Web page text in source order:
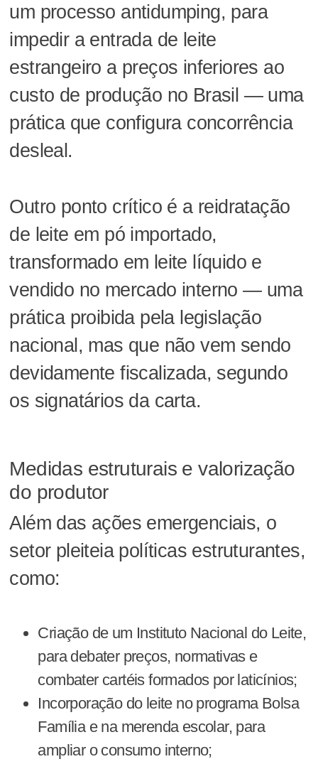
um processo antidumping, para
impedir a entrada de leite
estrangeiro a preços inferiores ao
custo de produção no Brasil — uma
prática que configura concorrência
desleal.
Outro ponto crítico é a reidratação
de leite em pó importado,
transformado em leite líquido e
vendido no mercado interno — uma
prática proibida pela legislação
nacional, mas que não vem sendo
devidamente fiscalizada, segundo
os signatários da carta.
Medidas estruturais e valorização
do produtor
Além das ações emergenciais, o
setor pleiteia políticas estruturantes,
como:
Criação de um Instituto Nacional do Leite,
para debater preços, normativas e
combater cartéis formados por laticínios;
Incorporação do leite no programa Bolsa
Família e na merenda escolar, para
ampliar o consumo interno;